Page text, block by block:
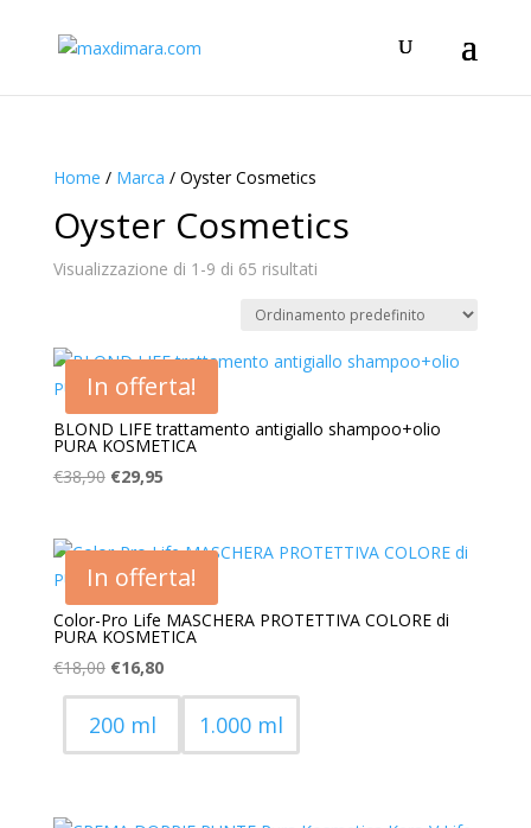
Home / Marca / Oyster Cosmetics
Oyster Cosmetics
Visualizzazione di 1-9 di 65 risultati
In offerta!
BLOND LIFE trattamento antigiallo shampoo+olio
PURA KOSMETICA
€38,90 Il
era:
€38,90.
€29,95Il
è:
€29,95.
In offerta!
Color-Pro Life MASCHERA PROTETTIVA COLORE di
PURA KOSMETICA
€18,00 Il
prezzo
originale
era:
€16,80Il
prezzo
attuale
è:
200 ml 1.000 ml